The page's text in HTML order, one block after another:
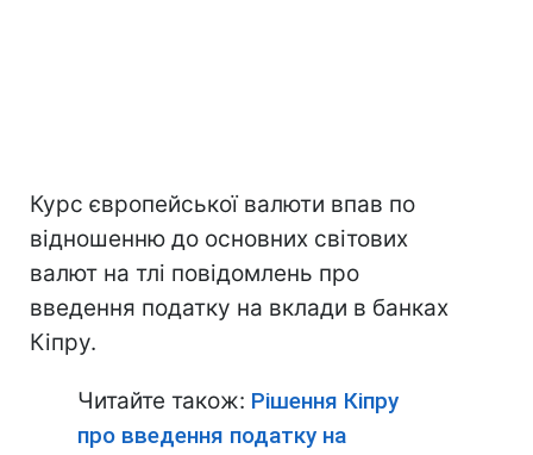
Курс європейської валюти впав по
відношенню до основних світових
валют на тлі повідомлень про
введення податку на вклади в банках
Кіпру.
Читайте також: Рішення Кіпру
про введення податку на